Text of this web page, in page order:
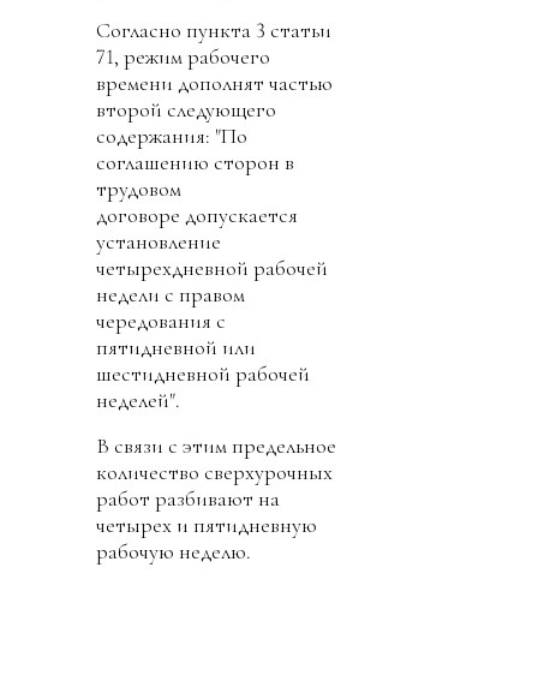
Согласно пункта 3 статьи
71, режим рабочего
времени дополнят частью
второй следующего
содержания: "По
соглашению сторон в
трудовом
договоре допускается
установление
четырехдневной рабочей
недели с правом
чередования с
пятидневной или
шестидневной рабочей
неделей".
В связи с этим предельное
количество сверхурочных
работ разбивают на
четырех и пятидневную
рабочую неделю.